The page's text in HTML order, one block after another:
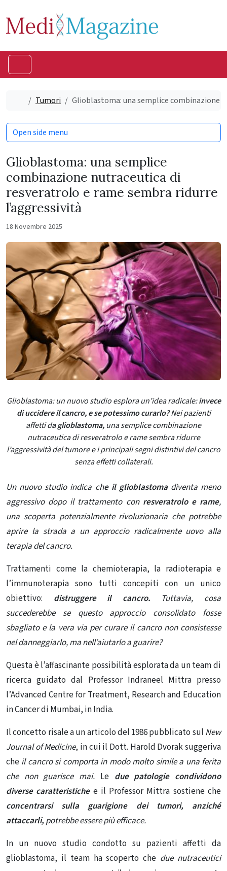
HomeTumori Glioblastoma: una semplice combinazione
Glioblastoma: una semplice
combinazione nutraceutica di
resveratrolo e rame sembra ridurre
l’aggressività
18 Novembre 2025
Glioblastoma: un nuovo studio esplora un’idea radicale:invece
di uccidere il cancro, e se potessimo curarlo?Nei pazienti
affetti da glioblastoma,una semplice combinazione
nutraceutica di resveratrolo e rame sembra ridurre
l’aggressività del tumore e i principali segni distintivi del cancro
senza effetti collaterali.
Un nuovo studio indica che il glioblastomadiventa meno
aggressivo dopo il trattamento conresveratrolo e rame,
una scoperta potenzialmente rivoluzionaria che potrebbe
aprire la strada a un approccio radicalmente uovo alla
terapia del cancro.
Trattamenti come la chemioterapia, la radioterapia e
l’immunoterapia sono tutti concepiti con un unico
obiettivo: distruggere il cancro.
Tuttavia, cosa
succederebbe se questo approccio consolidato fosse
sbagliato e la vera via per curare il cancro non consistesse
nel danneggiarlo, ma nell’aiutarlo a guarire?
Questa è l’affascinante possibilità esplorata da un team di
ricerca guidato dal Professor Indraneel Mittra presso
l’Advanced Centre for Treatment, Research and Education
in Cancer di Mumbai, in India.
Il concetto risale a un articolo del 1986 pubblicato sul New
Journal of Medicine, in cui il Dott. Harold Dvorak suggeriva
che il cancro si comporta in modo molto simile a una ferita
che non guarisce mai. Le due patologie condividono
diverse caratteristichee il Professor Mittra sostiene che
concentrarsi sulla guarigione dei tumori, anziché
attaccarli, potrebbe essere più efficace.
In un nuovo studio condotto su pazienti affetti da
glioblastoma, il team ha scoperto che due nutraceutici
Open side menu